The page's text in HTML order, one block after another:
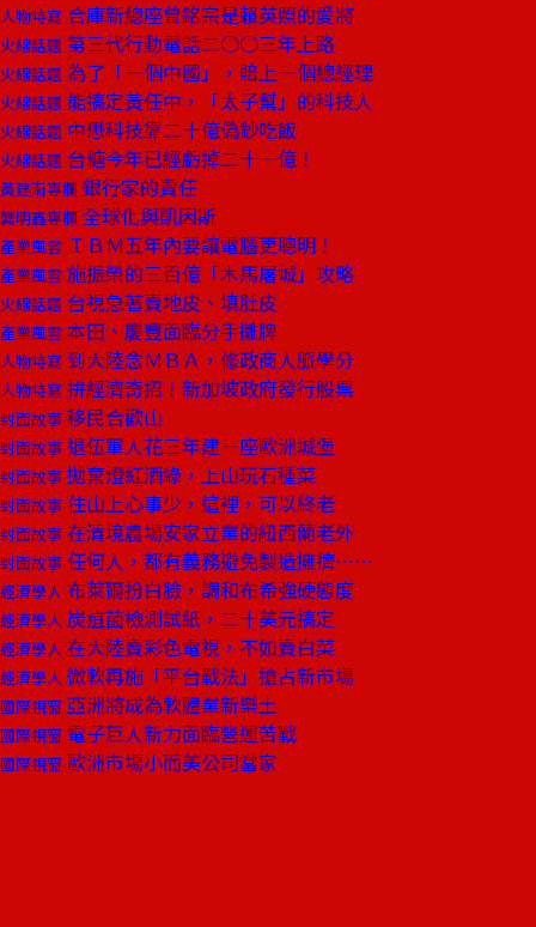
人物特寫 合庫新總座曾銘宗是賴英照的愛將
火線話題 第三代行動電話二○○三年上路
火線話題 為了「一個中國」，賠上一個總經理
火線話題 能搞定黃任中，「太子幫」的科技人
火線話題 中懋科技靠二十億偽鈔吃飯
火線話題 台糖今年已經虧掉二十一億！
黃建南專欄 銀行家的責任
龔明鑫專欄 全球化與凱因斯
產業風雲 ＩＢＭ五年內要讓電腦更聰明！
產業風雲 施振榮的三百億「木馬屠城」攻略
火線話題 台視急著賣地皮、填肚皮
產業風雲 本田、慶豐面臨分手攤牌
人物特寫 到大陸念ＭＢＡ，修政商人脈學分
人物特寫 拚經濟奇招！新加坡政府發行股票
封面故事 移民合歡山
封面故事 退伍軍人花三年建一座歐洲城堡
封面故事 拋棄燈紅酒綠，上山玩石種菜
封面故事 住山上心事少，這裡，可以終老
封面故事 在清境農場安家立業的紐西蘭老外
封面故事 任何人，都有義務避免製造擁擠……
經濟學人 布萊爾扮白臉，調和布希強硬態度
經濟學人 炭疽菌檢測試紙，二十美元搞定
經濟學人 在大陸賣彩色電視，不如賣白菜
經濟學人 微軟再施「平台戰法」搶占新市場
國際視窗 亞洲將成為軟體業新樂土
國際視窗 電子巨人新力面臨營運苦戰
國際視窗 歐洲市場小而美公司當家